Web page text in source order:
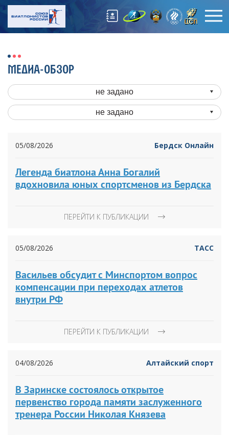
МЕДИА-ОБЗОР
не задано
не задано
05/08/2026 Бердск Онлайн
Легенда биатлона Анна Богалий
вдохновила юных спортсменов из Бердска
ПЕРЕЙТИ К ПУБЛИКАЦИИ
05/08/2026 ТАСС
Васильев обсудит с Минспортом вопрос
компенсации при переходах атлетов
внутри РФ
ПЕРЕЙТИ К ПУБЛИКАЦИИ
04/08/2026 Алтайский спорт
В Заринске состоялось открытое
первенство города памяти заслуженного
тренера России Николая Князева